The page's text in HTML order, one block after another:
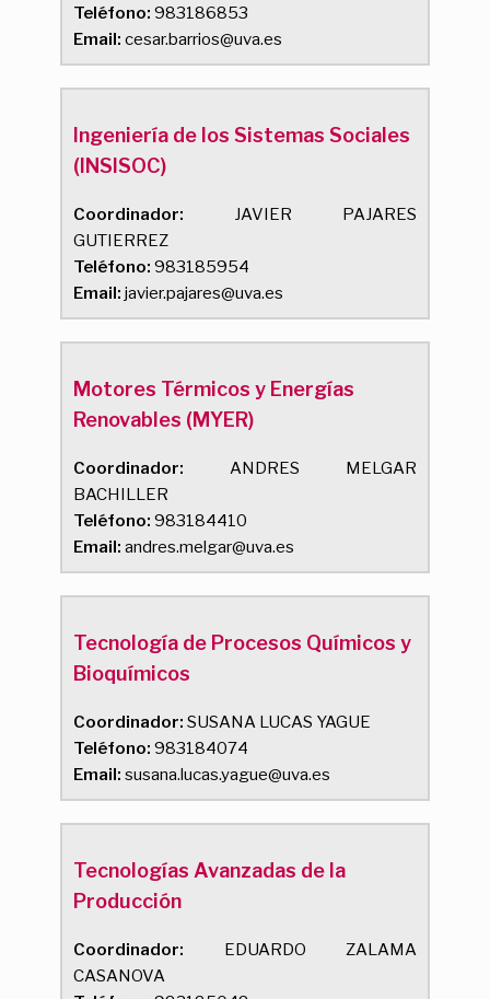
Teléfono: 983186853
Email: cesar.barrios@uva.es
Ingeniería de los Sistemas Sociales
(INSISOC)
Coordinador: JAVIER PAJARES
GUTIERREZ
Teléfono: 983185954
Email: javier.pajares@uva.es
Motores Térmicos y Energías
Renovables (MYER)
Coordinador: ANDRES MELGAR
BACHILLER
Teléfono: 983184410
Email: andres.melgar@uva.es
Tecnología de Procesos Químicos y
Bioquímicos
Coordinador: SUSANA LUCAS YAGUE
Teléfono: 983184074
Email: susana.lucas.yague@uva.es
Tecnologías Avanzadas de la
Producción
Coordinador: EDUARDO ZALAMA
CASANOVA